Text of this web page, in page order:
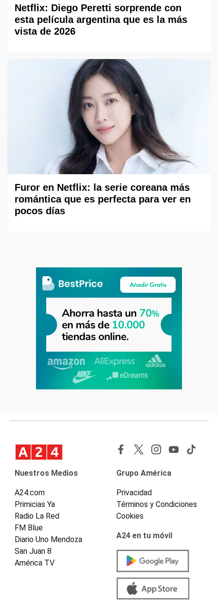
Netflix: Diego Peretti sorprende con
esta película argentina que es la más
vista de 2026
Furor en Netflix: la serie coreana más
romántica que es perfecta para ver en
pocos días
Nuestros Medios
A24.com
Primicias Ya
Radio La Red
FM Blue
Diario Uno Mendoza
San Juan 8
América TV
Grupo América
Privacidad
Términos y Condiciones
Cookies
A24 en tu móvil